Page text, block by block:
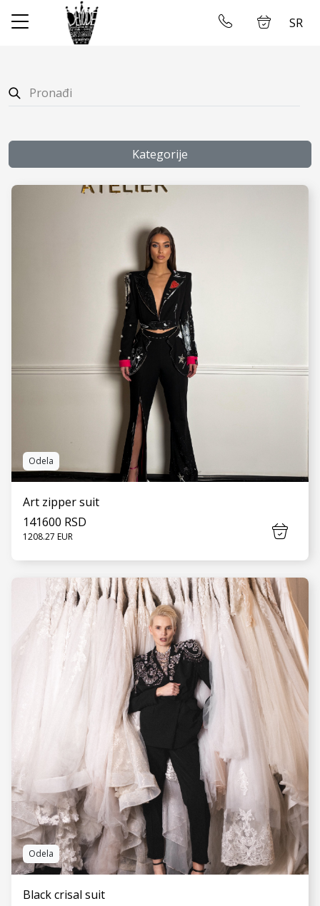
✕
O nama
Uzimanje mera
SR
Kategorije
VIDI JOŠ
Odela
Art zipper suit
141600 RSD
1208.27 EUR
Odela
Black crisal suit